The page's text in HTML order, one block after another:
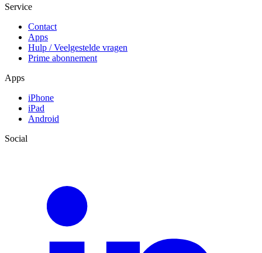
Service
Contact
Apps
Hulp / Veelgestelde vragen
Prime abonnement
Apps
iPhone
iPad
Android
Social